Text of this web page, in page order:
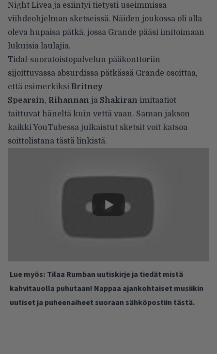
Night Livea ja esiintyi tietysti useimmissa
viihdeohjelman sketseissä. Näiden joukossa oli alla
oleva hupaisa pätkä, jossa Grande pääsi imitoimaan
lukuisia laulajia.
Tidal-suoratoistopalvelun pääkonttoriin
sijoittuvassa absurdissa pätkässä Grande osoittaa,
että esimerkiksi Britney
Spearsin, Rihannan ja Shakiran imitaatiot
taittuvat häneltä kuin vettä vaan. Saman jakson
kaikki YouTubessa julkaistut sketsit voit katsoa
soittolistana tästä linkistä.
Lue myös: Tilaa Rumban uutiskirje ja tiedät mistä
kahvitauolla puhutaan! Nappaa ajankohtaiset musiikin
uutiset ja puheenaiheet suoraan sähköpostiin tästä.